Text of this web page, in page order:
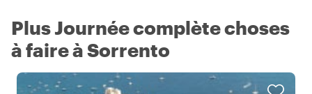
Plus Journée complète choses
à faire à Sorrento